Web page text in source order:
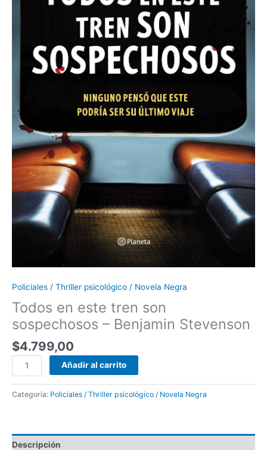
Policiales / Thriller psicológico / Novela Negra
Todos en este tren son
sospechosos – Benjamin Stevenson
$4.799,00
Stevenson
Añadir al carrito
Categoría: Policiales / Thriller psicológico / Novela Negra
Descripción